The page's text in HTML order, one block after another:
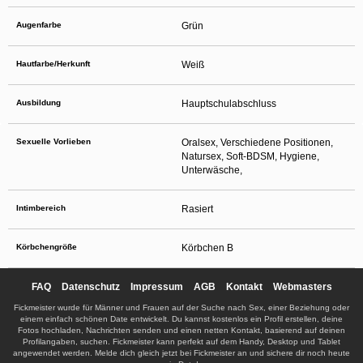
Augenfarbe Grün
Hautfarbe/Herkunft Weiß
Ausbildung Hauptschulabschluss
Sexuelle Vorlieben
Oralsex, Verschiedene Positionen,
Natursex, Soft-BDSM, Hygiene,
Unterwäsche,
Intimbereich Rasiert
Körbchengröße Körbchen B
FAQ Datenschutz Impressum AGB Kontakt Webmasters
Fickmeister wurde für Männer und Frauen auf der Suche nach Sex, einer Beziehung oder
einem einfach schönen Date entwickelt. Du kannst kostenlos ein Profil erstellen, deine
Fotos hochladen, Nachrichten senden und einen netten Kontakt, basierend auf deinen
Profilangaben, suchen. Fickmeister kann perfekt auf dem Handy, Desktop und Tablet
angewendet werden. Melde dich gleich jetzt bei Fickmeister an und sichere dir noch heute